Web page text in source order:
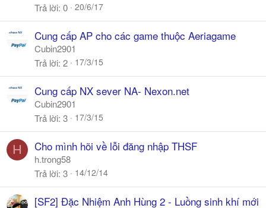
Trả lời 0 20/6/17
Cung cấp AP cho các game thuộc Aeriagame
Cubin2901
Trả lời 2 17/3/15
Cung cấp NX sever NA- Nexon.net
Cubin2901
Trả lời 3 17/3/15
H Cho mình hõi về lỗi đăng nhập THSF
h.trong58
Trả lời 3 14/12/14
[SF2] Đặc Nhiệm Anh Hùng 2 - Luồng sinh khí mới